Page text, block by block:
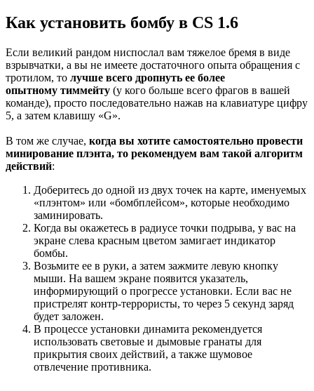
Как установить бомбу в CS 1.6
Если великий рандом ниспослал вам тяжелое бремя в виде
взрывчатки, а вы не имеете достаточного опыта обращения с
тротилом, то лучше всего дропнуть ее более
опытному тиммейту (у кого больше всего фрагов в вашей
команде), просто последовательно нажав на клавиатуре цифру
5, а затем клавишу «G».
В том же случае, когда вы хотите самостоятельно провести
минирование плэнта, то рекомендуем вам такой алгоритм
действий:
Доберитесь до одной из двух точек на карте, именуемых
«плэнтом» или «бомбплейсом», которые необходимо
заминировать.
Когда вы окажетесь в радиусе точки подрыва, у вас на
экране слева красным цветом замигает индикатор
бомбы.
Возьмите ее в руки, а затем зажмите левую кнопку
мыши. На вашем экране появится указатель,
информирующий о прогрессе установки. Если вас не
пристрелят контр-террористы, то через 5 секунд заряд
будет заложен.
В процессе установки динамита рекомендуется
использовать световые и дымовые гранаты для
прикрытия своих действий, а также шумовое
отвлечение противника.